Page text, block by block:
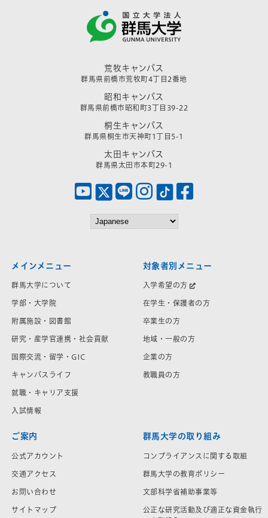
荒牧キャンパス
群馬県前橋市荒牧町4丁目2番地
昭和キャンパス
群馬県前橋市昭和町3丁目39-22
桐生キャンパス
群馬県桐生市天神町1丁目5-1
太田キャンパス
群馬県太田市本町29-1
メインメニュー
群馬大学について
学部・大学院
附属施設・図書館
研究・産学官連携・社会貢献
国際交流・留学・GIC
キャンパスライフ
就職・キャリア支援
入試情報
対象者別メニュー
入学希望の方
在学生・保護者の方
卒業生の方
地域・一般の方
企業の方
教職員の方
ご案内
公式アカウント
交通アクセス
お問い合わせ
サイトマップ
群馬大学の取り組み
コンプライアンスに関する取組
群馬大学の教育ポリシー
文部科学省補助事業等
公正な研究活動及び適正な資金執行